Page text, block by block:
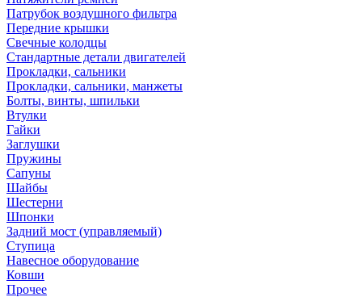
Патрубок воздушного фильтра
Передние крышки
Свечные колодцы
Стандартные детали двигателей
Прокладки, сальники
Прокладки, сальники, манжеты
Болты, винты, шпильки
Втулки
Гайки
Заглушки
Пружины
Сапуны
Шайбы
Шестерни
Шпонки
Задний мост (управляемый)
Ступица
Навесное оборудование
Ковши
Прочее